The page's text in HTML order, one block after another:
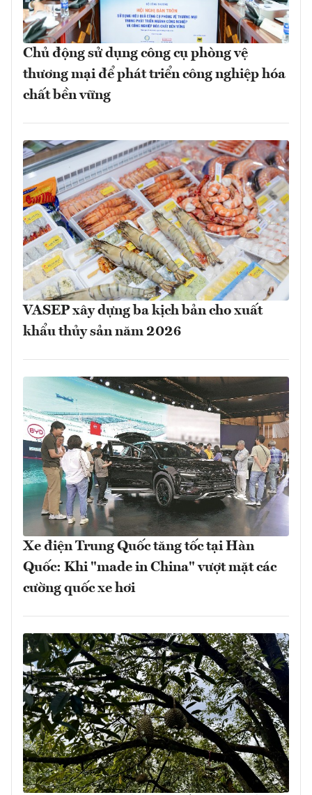
Chủ động sử dụng công cụ phòng vệ
thương mại để phát triển công nghiệp hóa
chất bền vững
VASEP xây dựng ba kịch bản cho xuất
khẩu thủy sản năm 2026
Xe điện Trung Quốc tăng tốc tại Hàn
Quốc: Khi "made in China" vượt mặt các
cường quốc xe hơi